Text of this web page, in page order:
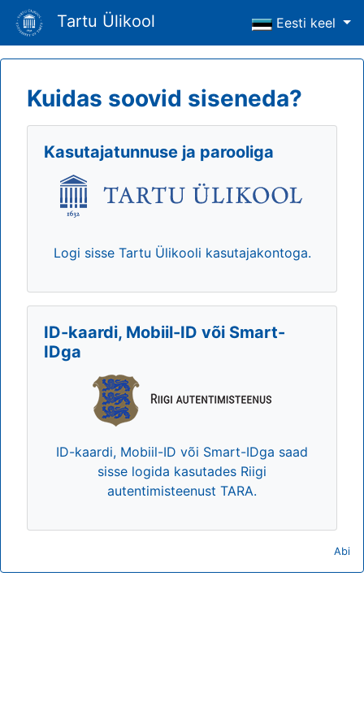
Tartu Ülikool Eesti keel
Kuidas soovid siseneda?
Kasutajatunnuse ja parooliga
Logi sisse Tartu Ülikooli kasutajakontoga.
ID-kaardi, Mobiil-ID või Smart-
IDga
ID-kaardi, Mobiil-ID või Smart-IDga saad
sisse logida kasutades Riigi
autentimisteenust TARA.
Abi